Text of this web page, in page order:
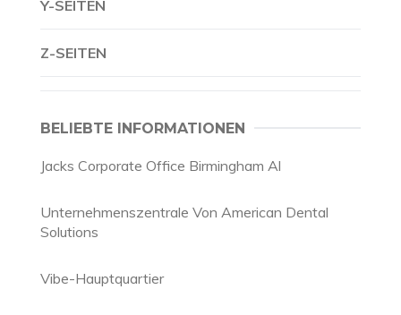
Y-SEITEN
Z-SEITEN
BELIEBTE INFORMATIONEN
Jacks Corporate Office Birmingham Al
Unternehmenszentrale Von American Dental
Solutions
Vibe-Hauptquartier